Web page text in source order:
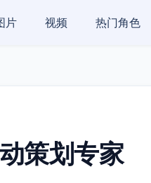
片 视频 热门角色
策划专家